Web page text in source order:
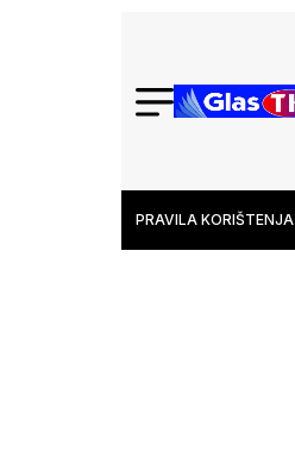
PRAVILA KORIŠTENJA